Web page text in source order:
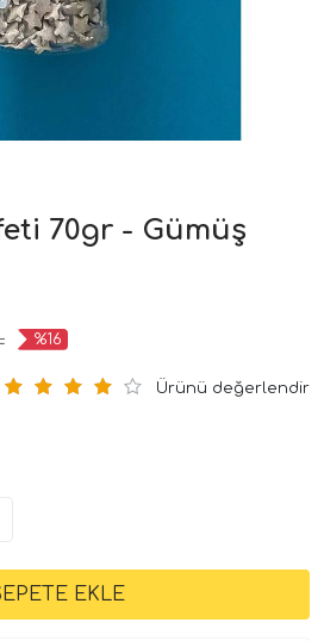
70gr - Gümüş
%16
Ürünü değerlendir